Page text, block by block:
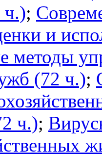
ч.);
и
методы
(72 ч.);
ч.);